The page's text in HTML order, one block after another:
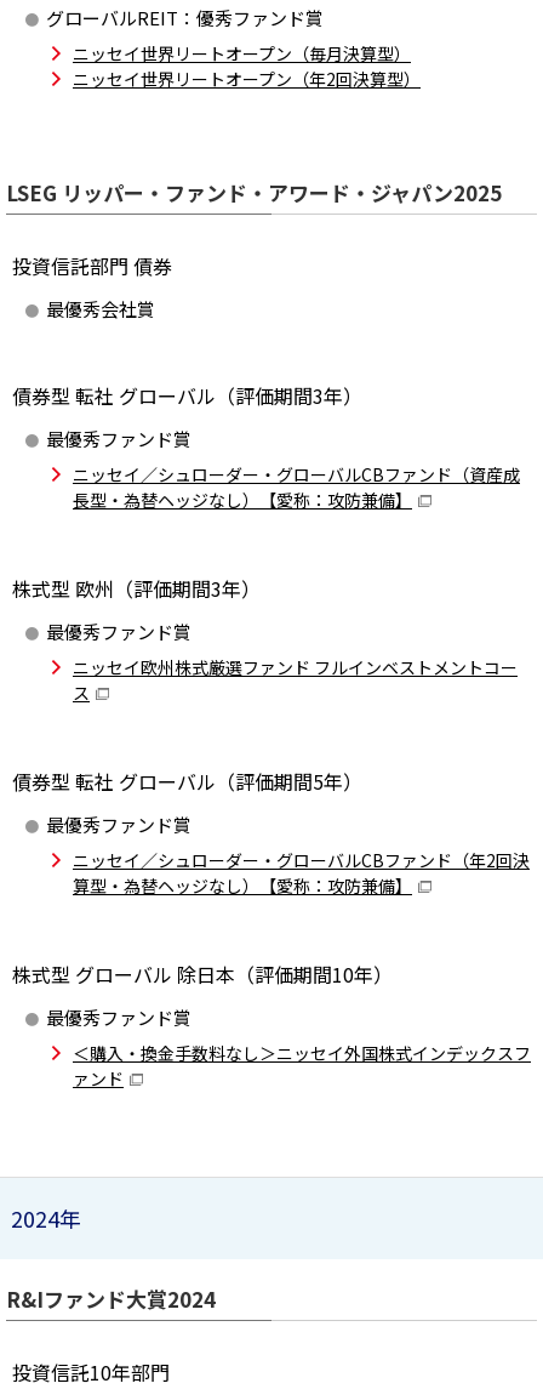
グローバルREIT： 優秀ファンド賞
ニッセイ世界リートオープン（毎月決算型）
ニッセイ世界リートオープン（年2回決算型）
LSEG リッパー・ファンド・アワード・ジャパン2025
投資信託部門 債券
最優秀会社賞
債券型 転社 グローバル（評価期間3年）
最優秀ファンド賞
ニッセイ／シュローダー・グローバルCBファンド（資産成
長型・為替ヘッジなし）【愛称：攻防兼備】
株式型 欧州（評価期間3年）
最優秀ファンド賞
ニッセイ欧州株式厳選ファンド フルインベストメントコー
ス
債券型 転社 グローバル（評価期間5年）
最優秀ファンド賞
ニッセイ／シュローダー・グローバルCBファンド（年2回決
算型・為替ヘッジなし）【愛称：攻防兼備】
株式型 グローバル 除日本（評価期間10年）
最優秀ファンド賞
＜購入・換金手数料なし＞ニッセイ外国株式インデックスフ
ァンド
2024年
R&Iファンド大賞2024
投資信託10年部門